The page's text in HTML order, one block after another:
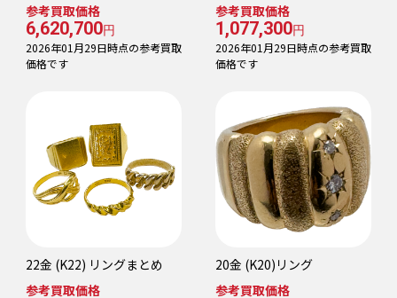
参考買取価格
6,620,700円
2026年01月29日時点の参考買取
価格です
参考買取価格
1,077,300円
2026年01月29日時点の参考買取
価格です
22金 (K22) リングまとめ
参考買取価格
20金 (K20)リング
参考買取価格